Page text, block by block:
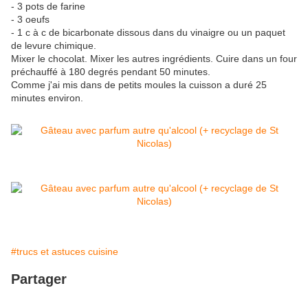
- 3 pots de farine
- 3 oeufs
- 1 c à c de bicarbonate dissous dans du vinaigre ou un paquet
de levure chimique.
Mixer le chocolat. Mixer les autres ingrédients. Cuire dans un four
préchauffé à 180 degrés pendant 50 minutes.
Comme j'ai mis dans de petits moules la cuisson a duré 25
minutes environ.
#trucs et astuces cuisine
Partager